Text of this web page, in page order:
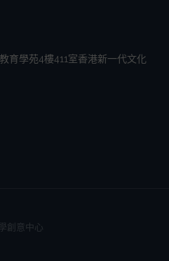
育學苑4樓411室香港新一代文化
創意中心